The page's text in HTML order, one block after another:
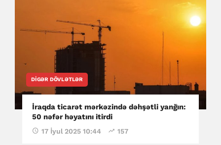
DIGƏR DÖVLƏTLƏR
İraqda ticarət mərkəzində dəhşətli yanğın:
50 nəfər həyatını itirdi
17 İyul 2025 10:44 157